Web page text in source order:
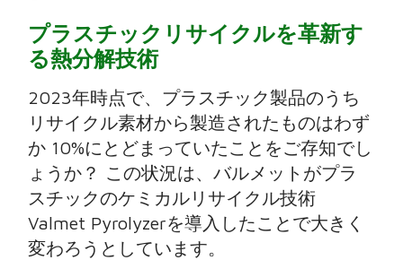
プラスチックリサイクルを革新す
る熱分解技術
2023年時点で、プラスチック製品のうち
リサイクル素材から製造されたものはわず
か 10%にとどまっていたことをご存知でし
ょうか？ この状況は、バルメットがプラ
スチックのケミカルリサイクル技術
Valmet Pyrolyzerを導入したことで大きく
変わろうとしています。